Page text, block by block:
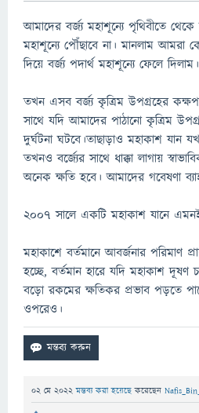
আমাদের বর্জ্য মহাশূন্যে পৃথিবীতে
মহাশূন্যে পৌঁছাবে না। মানলাম আমরা
দিয়ে বর্জ্য পদার্থ মহাশূন্যে ফেলে দিলাম।
তখন এসব বর্জ্য কৃত্রিম উপগ্রহের
সাথে যদি আমাদের পাঠানো কৃত্রিম
দুর্ঘটনা ঘটবে।তাছাড়াও মহাকাশ যান
তখনও বর্জ্যের সাথে ধাক্কা লাগায়
অনেক ক্ষতি হবে। আমাদের গবেষণা
২০০৭ সালে একটি মহাকাশ যানে
মহাকাশে বর্তমানে আবর্জনার পরিমাণ
হচ্ছে, বর্তমান হারে যদি মহাকাশ দূষণ
বড়ো রকমের ক্ষতিকর প্রভাব পড়তে
ওপরেও।
02 মে 2022 মন্তব্য করা হয়েছেকরেছেন